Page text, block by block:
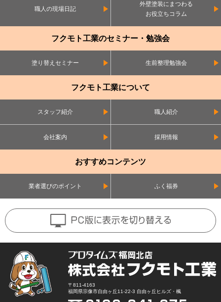
職人の現場日記
外壁塗装にまつわる
お役立ちコラム
フクモト工業のセミナー・勉強会
塗り替えセミナー 生前整理勉強会
フクモト工業について
スタッフ紹介 職人紹介
会社案内 採用情報
おすすめコンテンツ
業者選びのポイント ふく福券
〒811-4163
福岡県宗像市自由ヶ丘11-22-3 自由ヶ丘ヒルズ・楓